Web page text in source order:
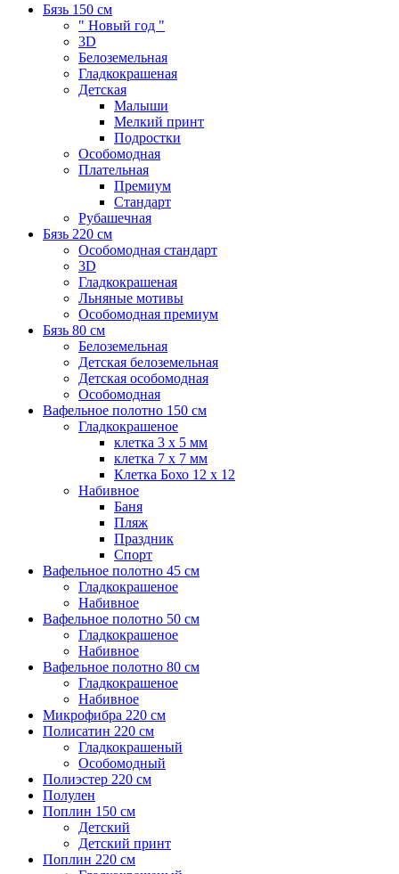
Бязь 150 см
" Новый год "
3D
Белоземельная
Гладкокрашеная
Детская
Малыши
Мелкий принт
Подростки
Особомодная
Плательная
Премиум
Стандарт
Рубашечная
Бязь 220 см
Особомодная стандарт
3D
Гладкокрашеная
Льняные мотивы
Особомодная премиум
Бязь 80 см
Белоземельная
Детская белоземельная
Детская особомодная
Особомодная
Вафельное полотно 150 см
Гладкокрашеное
клетка 3 х 5 мм
клетка 7 х 7 мм
Клетка Бохо 12 x 12
Набивное
Баня
Пляж
Праздник
Спорт
Вафельное полотно 45 см
Гладкокрашеное
Набивное
Вафельное полотно 50 см
Гладкокрашеное
Набивное
Вафельное полотно 80 см
Гладкокрашеное
Набивное
Микрофибра 220 см
Полисатин 220 см
Гладкокрашеный
Особомодный
Полиэстер 220 см
Полулен
Поплин 150 см
Детский
Детский принт
Поплин 220 см